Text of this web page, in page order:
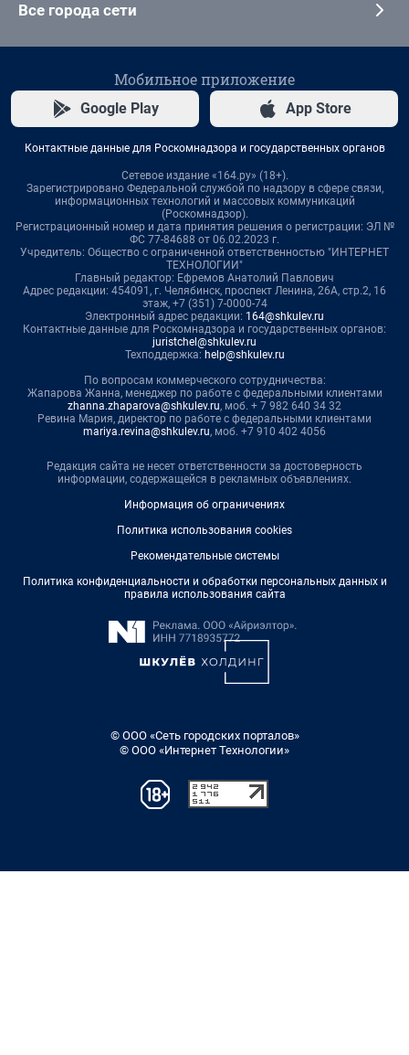
Все города сети
Мобильное приложение
Google Play App Store
Контактные данные для Роскомнадзора и государственных органов
Сетевое издание «164.ру» (18+).
Зарегистрировано Федеральной службой по надзору в сфере связи,
информационных технологий и массовых коммуникаций
(Роскомнадзор).
Регистрационный номер и дата принятия решения о регистрации: ЭЛ №
ФС 77-84688 от 06.02.2023 г.
Учредитель: Общество с ограниченной ответственностью "ИНТЕРНЕТ
ТЕХНОЛОГИИ"
Главный редактор: Ефремов Анатолий Павлович
Адрес редакции: 454091, г. Челябинск, проспект Ленина, 26А, стр.2, 16
этаж, +7 (351) 7-0000-74
Электронный адрес редакции: 164@shkulev.ru
Контактные данные для Роскомнадзора и государственных органов:
juristchel@shkulev.ru
Техподдержка: help@shkulev.ru
По вопросам коммерческого сотрудничества:
Жапарова Жанна, менеджер по работе с федеральными клиентами
zhanna.zhaparova@shkulev.ru, моб. + 7 982 640 34 32
Ревина Мария, директор по работе с федеральными клиентами
mariya.revina@shkulev.ru, моб. +7 910 402 4056
Редакция сайта не несет ответственности за достоверность
информации, содержащейся в рекламных объявлениях.
Информация об ограничениях
Политика использования cookies
Рекомендательные системы
Политика конфиденциальности и обработки персональных данных и
правила использования сайта
© ООО «Сеть городских порталов»
© ООО «Интернет Технологии»